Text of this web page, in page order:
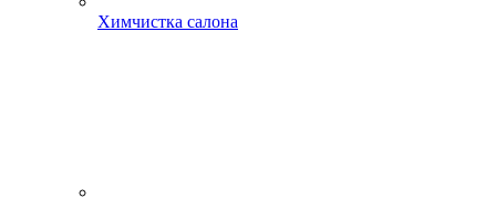
Химчистка салона